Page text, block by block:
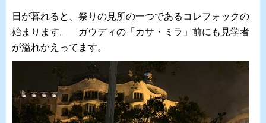
日が暮れると、祭りの見所の一つであるコレフォックの
始まります。 ガウディの「カサ・ミラ」前にも見学者
が溢れかえってます。